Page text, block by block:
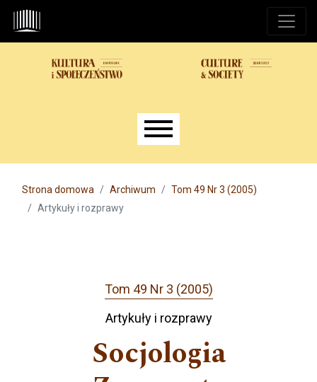
Przejdź do głównego menu
Przejdź do sekcji głównej
Przejdź do stopki
Main menu
Strona domowa Archiwum
Tom 49 Nr 3 (2005)
Artykuły i rozprawy
Tom 49 Nr 3 (2005)
Artykuły i rozprawy
Socjologia